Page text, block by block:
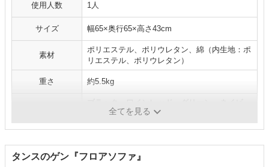
使用人数 1人
サイズ 幅65×奥行65×高さ43cm
素材
ポリエステル、ポリウレタン、綿（内生地：ポ
リエステル、ポリウレタン）
重さ 約5.5kg
ー、ブラウン、ベージュ
全てを見る
タンスのゲン『フロアソファ』